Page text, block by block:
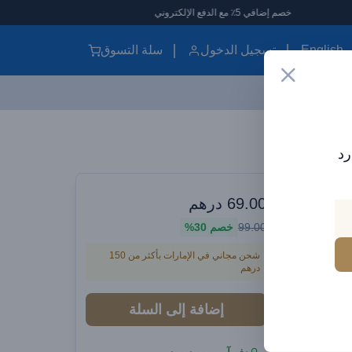
خصم إضافي 5٪ مع الدفع الإلكتروني
English تسجيل الدخول سلة التسوق
69.00 درهم
99.00 خصم 30%
شحن مجاني في الإمارات بأكثر من 150
درهم
إضافة إلى السلة